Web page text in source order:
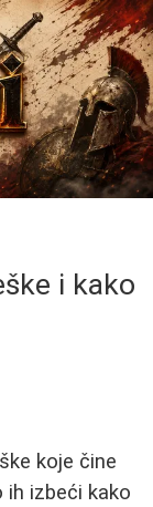
i kako
koje čine
ih izbeći kako